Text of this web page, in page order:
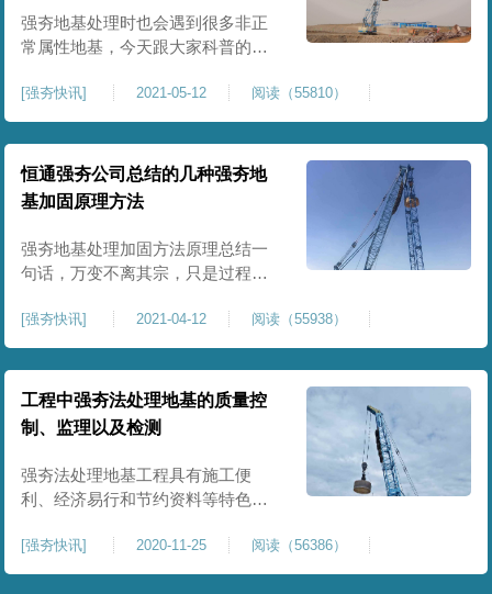
击能量与收锤标准都要按设计要求
强夯地基处理时也会遇到很多非正
常属性地基，今天跟大家科普的是
强夯施工操作的问题。 在前期地质
勘测时，就会根据需要设定的强夯
深度来计算夯击能，设计如何分布
夯点，那么当地基含水度达不到强
夯施工深度的要求时，就需要先行
处理之后再进行强夯施工，当
[强夯快讯] 2021-05-12 阅读（55810）
恒通强夯公司总结的几种强夯地
基加固原理方法
强夯地基处理加固方法原理总结一
句话，万变不离其宗，只是过程不
夯实践总结出来的几种加固方法，
独家秘诀。1 动力密实法利用夯锤重
量冲击型动力荷载，使得土体本质
结构改变，土层颗粒相互靠拢挤掉
孔隙中的气体，在动力的作用下被
挤密压实，荷载力提高，压缩性降
低。其原理就是在夯实过程中，
[强夯快讯] 2021-04-12 阅读（55938）
工程中强夯法处理地基的质量控
制、监理以及检测
强夯法处理地基工程具有施工便
利、经济易行和节约资料等特色，
现质量问题，恒通强夯施工队作为
湖北区域专业承揽地基工程的部
[强夯快讯] 2020-11-25 阅读（56386）